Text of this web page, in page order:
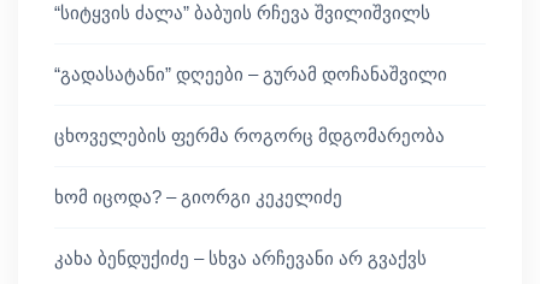
“სიტყვის ძალა” ბაბუის რჩევა შვილიშვილს
“გადასატანი” დღეები – გურამ დოჩანაშვილი
ცხოველების ფერმა როგორც მდგომარეობა
ხომ იცოდა? – გიორგი კეკელიძე
კახა ბენდუქიძე – სხვა არჩევანი არ გვაქვს